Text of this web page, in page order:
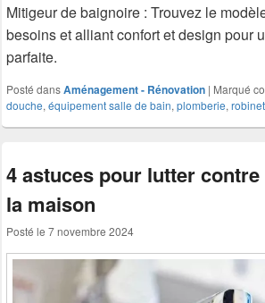
Mitigeur de baignoire : Trouvez le
besoins et alliant confort et design pour
parfaite.
Posté dansAménagement - Rénovation | Marqué
douche, équipement salle de bain, plomberie,
4 astuces pour lutter
la maison
Posté le 7 novembre 2024